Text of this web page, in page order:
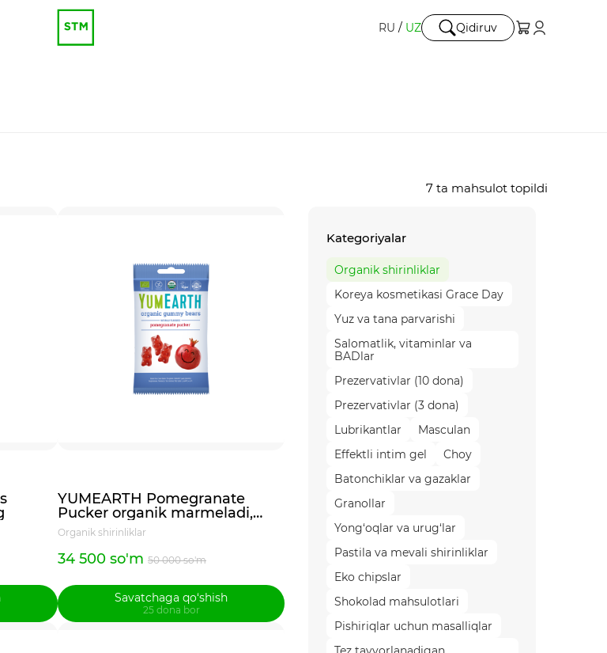
RU / UZ Qidiruv
7 ta mahsulot topildi
YUMEARTH Pomegranate
Pucker organik marmeladi,
50 g
Organik shirinliklar
34 500 so'm 50 000 so'm
Savatchaga qo‘shish
25 dona bor
Kategoriyalar
Organik shirinliklar
Koreya kosmetikasi Grace Day
Yuz va tana parvarishi
Salomatlik, vitaminlar va
BADlar
Prezervativlar (10 dona)
Prezervativlar (3 dona)
Lubrikantlar
Masculan
Effektli intim gel
Choy
Batonchiklar va gazaklar
Granollar
Yong‘oqlar va urug‘lar
Pastila va mevali shirinliklar
Eko chipslar
Shokolad mahsulotlari
Pishiriqlar uchun masalliqlar
Tez tayyorlanadigan